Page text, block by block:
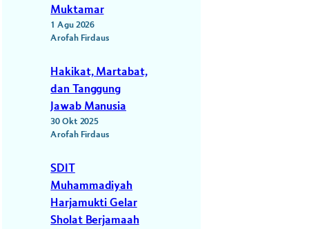
Muktamar
1 Agu 2026
Arofah Firdaus
Hakikat, Martabat,
dan Tanggung
Jawab Manusia
30 Okt 2025
Arofah Firdaus
SDIT
Muhammadiyah
Harjamukti Gelar
Sholat Berjamaah